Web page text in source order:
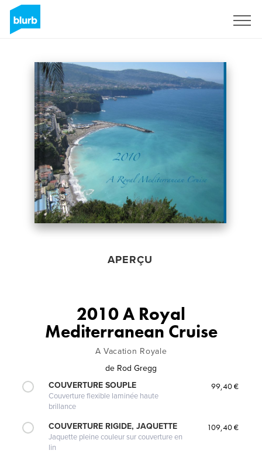
APERÇU
2010 A Royal
Mediterranean Cruise
A Vacation Royale
de Rod Gregg
COUVERTURE SOUPLE
Couverture flexible laminée haute
brillance
99,40 €
COUVERTURE RIGIDE, JAQUETTE
Jaquette pleine couleur sur couverture en
lin
109,40 €